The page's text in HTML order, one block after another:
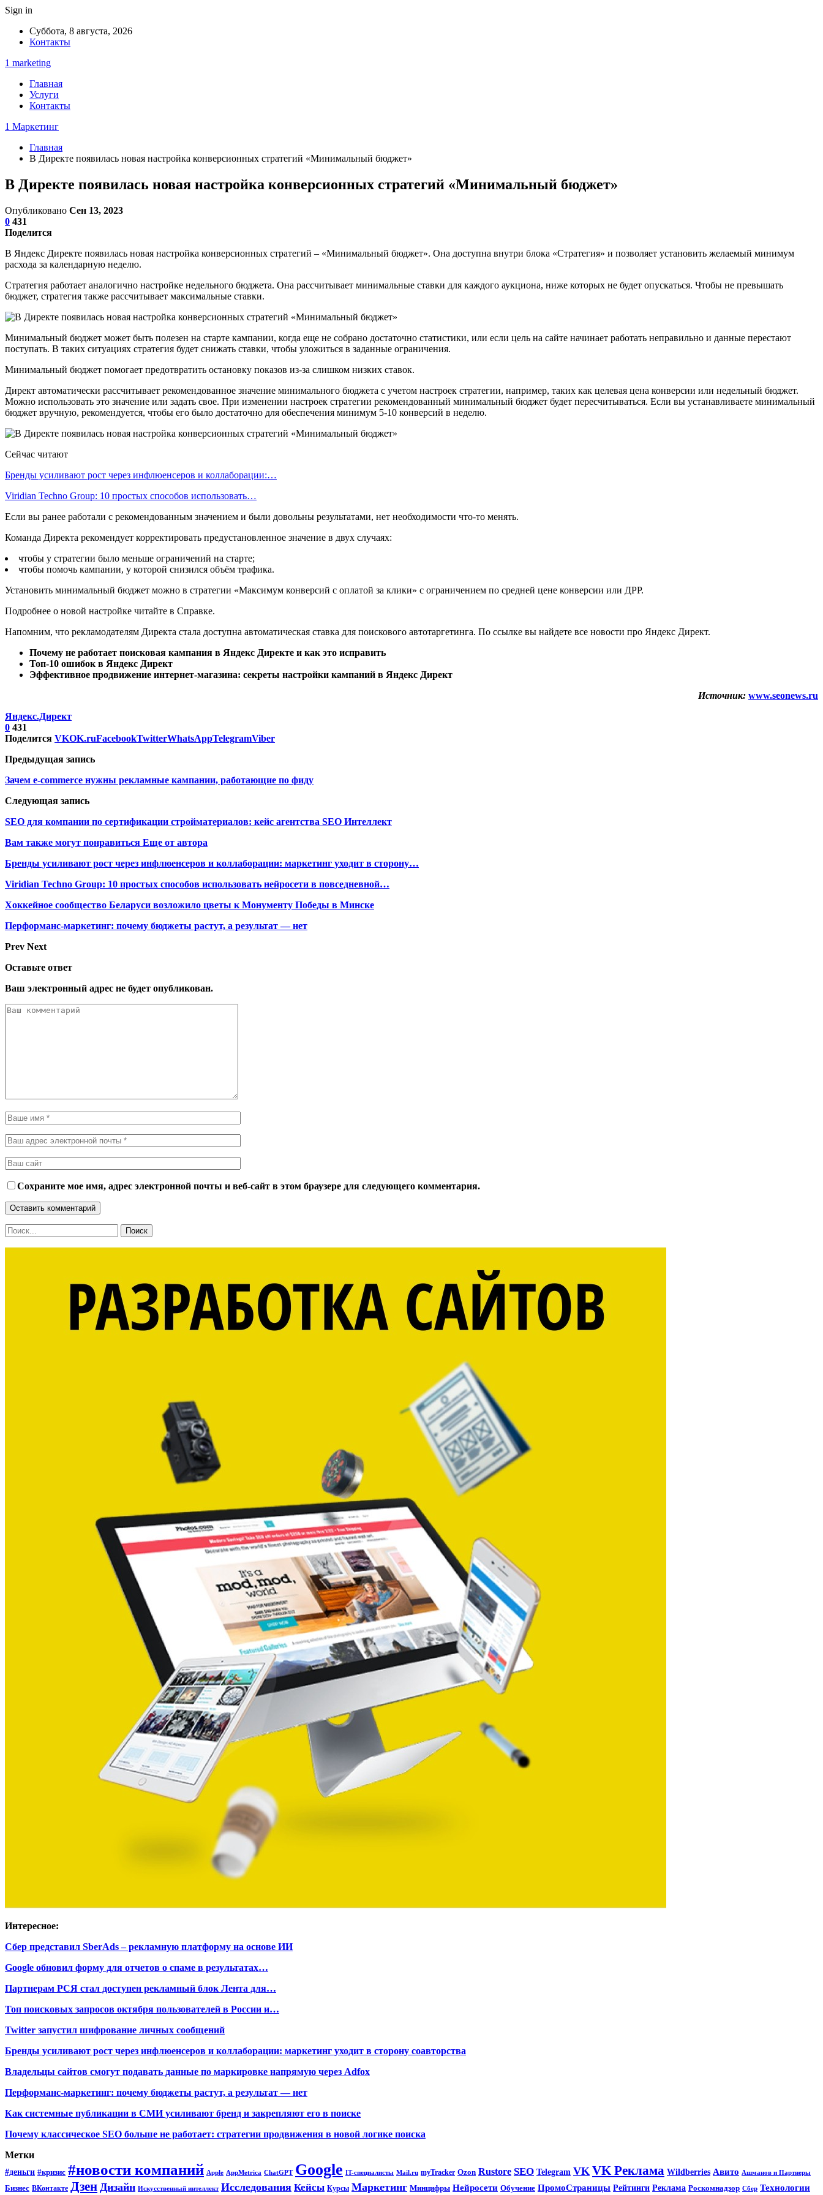
Sign in
Суббота, 8 августа, 2026
Контакты
1 marketing
Главная
Услуги
Контакты
1 Маркетинг
Главная
В Директе появилась новая настройка конверсионных стратегий «Минимальный бюджет»
В Директе появилась новая настройка конверсионных стратегий «Минимальный бюджет»
Опубликовано Сен 13, 2023
0 431
Поделится
В Яндекс Директе появилась новая настройка конверсионных стратегий – «Минимальный бюджет». Она доступна внутри блока «Стратегия» и позволяет установить желаемый минимум
расхода за календарную неделю.
Стратегия работает аналогично настройке недельного бюджета. Она рассчитывает минимальные ставки для каждого аукциона, ниже которых не будет опускаться. Чтобы не превышать
бюджет, стратегия также рассчитывает максимальные ставки.
Минимальный бюджет может быть полезен на старте кампании, когда еще не собрано достаточно статистики, или если цель на сайте начинает работать неправильно и данные перестают
поступать. В таких ситуациях стратегия будет снижать ставки, чтобы уложиться в заданные ограничения.
Минимальный бюджет помогает предотвратить остановку показов из-за слишком низких ставок.
Директ автоматически рассчитывает рекомендованное значение минимального бюджета с учетом настроек стратегии, например, таких как целевая цена конверсии или недельный бюджет.
Можно использовать это значение или задать свое. При изменении настроек стратегии рекомендованный минимальный бюджет будет пересчитываться. Если вы устанавливаете минимальный
бюджет вручную, рекомендуется, чтобы его было достаточно для обеспечения минимум 5-10 конверсий в неделю.
Сейчас читают
Бренды усиливают рост через инфлюенсеров и коллаборации:…
Viridian Techno Group: 10 простых способов использовать…
Если вы ранее работали с рекомендованным значением и были довольны результатами, нет необходимости что-то менять.
Команда Директа рекомендует корректировать предустановленное значение в двух случаях:
чтобы у стратегии было меньше ограничений на старте;
чтобы помочь кампании, у которой снизился объём трафика.
Установить минимальный бюджет можно в стратегии «Максимум конверсий с оплатой за клики» с ограничением по средней цене конверсии или ДРР.
Подробнее о новой настройке читайте в Справке.
Напомним, что рекламодателям Директа стала доступна автоматическая ставка для поискового автотаргетинга. По ссылке вы найдете все новости про Яндекс Директ.
Почему не работает поисковая кампания в Яндекс Директе и как это исправить
Топ-10 ошибок в Яндекс Директ
Эффективное продвижение интернет-магазина: секреты настройки кампаний в Яндекс Директ
Источник: www.seonews.ru
Яндекс.Директ
0 431
Поделится VKOK.ruFacebookTwitterWhatsAppTelegramViber
Предыдущая запись
Зачем e-commerce нужны рекламные кампании, работающие по фиду
Следующая запись
SEO для компании по сертификации стройматериалов: кейс агентства SEO Интеллект
Вам также могут понравиться Еще от автора
Бренды усиливают рост через инфлюенсеров и коллаборации: маркетинг уходит в сторону…
Viridian Techno Group: 10 простых способов использовать нейросети в повседневной…
Хоккейное сообщество Беларуси возложило цветы к Монументу Победы в Минске
Перформанс-маркетинг: почему бюджеты растут, а результат — нет
Prev Next
Оставьте ответ
Ваш электронный адрес не будет опубликован.
Сохраните мое имя, адрес электронной почты и веб-сайт в этом браузере для следующего комментария.
Интересное:
Сбер представил SberAds – рекламную платформу на основе ИИ
Google обновил форму для отчетов о спаме в результатах…
Партнерам РСЯ стал доступен рекламный блок Лента для…
Топ поисковых запросов октября пользователей в России и…
Twitter запустил шифрование личных сообщений
Бренды усиливают рост через инфлюенсеров и коллаборации: маркетинг уходит в сторону соавторства
Владельцы сайтов смогут подавать данные по маркировке напрямую через Adfox
Перформанс-маркетинг: почему бюджеты растут, а результат — нет
Как системные публикации в СМИ усиливают бренд и закрепляют его в поиске
Почему классическое SEO больше не работает: стратегии продвижения в новой логике поиска
Метки
#деньги #кризис #новости компаний Apple AppMetrica ChatGPT Google IT-специалисты Mail.ru myTracker Ozon Rustore SEO Telegram VK VK Реклама Wildberries Авито Ашманов и Партнеры
Бизнес ВКонтакте Дзен Дизайн Искусственный интеллект Исследования Кейсы Курсы Маркетинг Минцифры Нейросети Обучение ПромоСтраницы Рейтинги Реклама Роскомнадзор Сбер Технологии